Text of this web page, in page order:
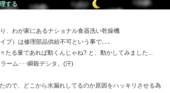
する
、わが家にあるナショナル食器洗い乾燥機
プ）は修理部品供給不可という事で､､､
たる量であれば動くんじゃね? と、動かしてみました...
ーム･･･瞬殺デシタ。(汗)
ので、どこから水漏れしてるのか原因をハッキリさせる為